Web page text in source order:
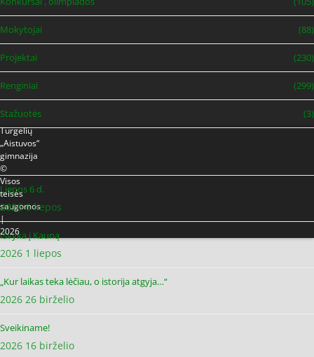
Mokytojai (88)
Projektai (230)
Renginiai (299)
Stažuotės (3)
Naujausi įrašai
Liepos 6 d.
2026 6 liepos
Išvyka į Kauną
2026 1 liepos
„Kur laikas teka lėčiau, o istorija atgyja…“
2026 26 birželio
Sveikiname!
2026 16 birželio
Turgelių
„Aistuvos“
gimnazija
©
Visos
teisės
saugomos
|
2026